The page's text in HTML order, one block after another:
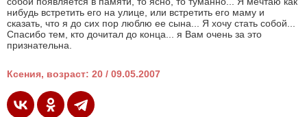
нибудь встретить его на улице, или встретить его маму и
сказать, что я до сих пор люблю ее сына... Я хочу стать собой...
Спасибо тем, кто дочитал до конца... я Вам очень за это
признательна.
Ксения, возраст: 20 / 09.05.2007